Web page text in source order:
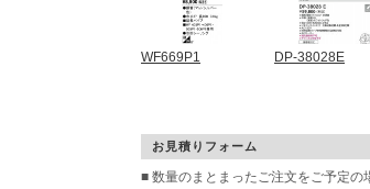
WF669P1 DP-38028E
お見積りフォーム
■ 数量のまとまったご注文をご予定の